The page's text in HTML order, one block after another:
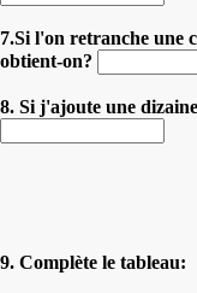
7.Si l'on retranche une
obtient-on?
8. Si j'ajoute une
9. Complète le tableau: